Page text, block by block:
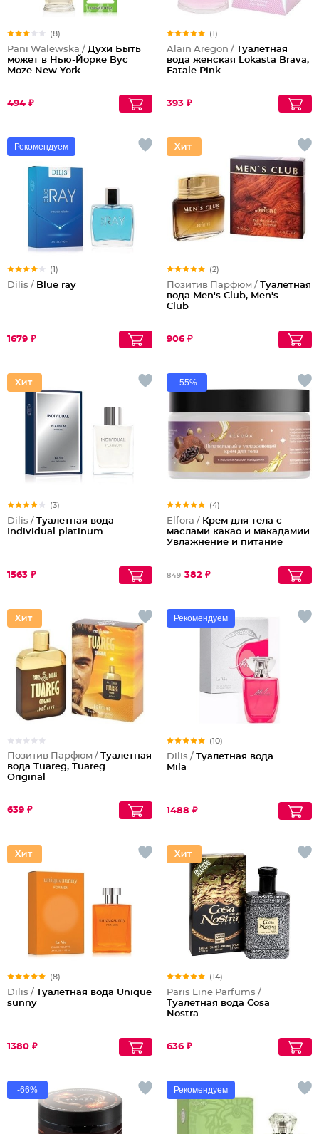
(8)
Pani Walewska / Духи Быть
может в Нью-Йорке Byc
Moze New York
494 ₽
(1)
Alain Aregon / Туалетная
вода женская Lokasta Brava,
Fatale Pink
393 ₽
Рекомендуем
(1)
Dilis / Blue ray
1679 ₽
(2)
Позитив Парфюм / Туалетная
вода Men's Club, Men's
Club
906 ₽
(3)
Dilis / Туалетная вода
Individual platinum
1563 ₽
-55%
(4)
Elfora / Крем для тела с
маслами какао и макадамии
Увлажнение и питание
849 382 ₽
Позитив Парфюм / Туалетная
вода Tuareg, Tuareg
Original
639 ₽
Рекомендуем
(10)
Dilis / Туалетная вода
Mila
1488 ₽
(8)
Dilis / Туалетная вода Unique
sunny
1380 ₽
(14)
Paris Line Parfums /
Туалетная вода Cosa
Nostra
636 ₽
-66% Рекомендуем